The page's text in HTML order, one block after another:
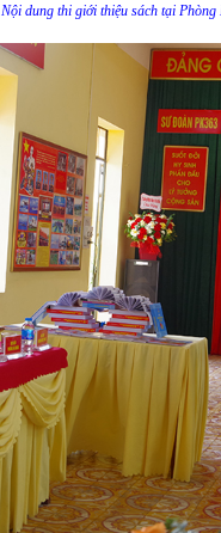
Nội dung thi giới thiệu sách tại